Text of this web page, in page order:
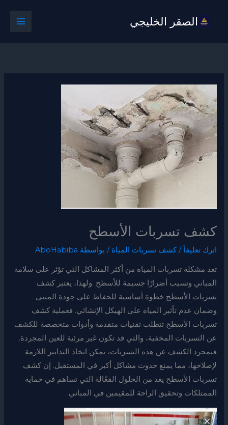
الصقر الخليجي
كشف تسربات الأسطح
اترك تعليقاً /كشف تسربات المياة / بواسطة AboHabiba
تعد مشكلة تسربات المياه من أكثر المشاكل التي تؤثر على سلامة
المباني وتسبب أضرارًا جسيمة للأسطح. ولهذا، يعتبر كشف
تسربات الأسطح خطوة أساسية للحفاظ على جودة المبنى
وضمان عدم تأثير المياه على الهيكل الإنشائي. فعملية كشف
تسربات الأسطح تتطلب تقنيات متقدمة وأدوات متخصصة للكشف
عن التسربات المخفية، والتي قد تكون غير مرئية للعين المجردة.
فبمجرد الكشف عن هذه التسربات، يمكن اتخاذ التدابير اللازمة
لإصلاحها، مما يمنع حدوث مشاكل أكبر في المستقبل. إن كشف
تسربات الأسطح يعد من الحلول الفعّالة التي تساهم في حماية
الممتلكات وتحقيق الراحة للمقيمين في المباني.